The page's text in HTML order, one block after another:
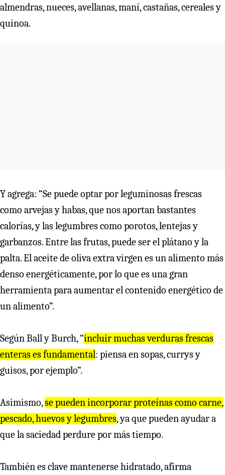
almendras, nueces, avellanas, maní, castañas, cereales y
quinoa.
Y agrega: “Se puede optar por leguminosas frescas
como arvejas y habas, que nos aportan bastantes
calorías, y las legumbres como porotos, lentejas y
garbanzos. Entre las frutas, puede ser el plátano y la
palta. El aceite de oliva extra virgen es un alimento más
denso energéticamente, por lo que es una gran
herramienta para aumentar el contenido energético de
un alimento”.
Según Ball y Burch, “incluir muchas verduras frescas
enteras es fundamental: piensa en sopas, currys y
guisos, por ejemplo”.
Asimismo,se pueden incorporar proteínas como carne,
pescado, huevos y legumbres, ya que pueden ayudar a
que la saciedad perdure por más tiempo.
También es clave mantenerse hidratado, afirma